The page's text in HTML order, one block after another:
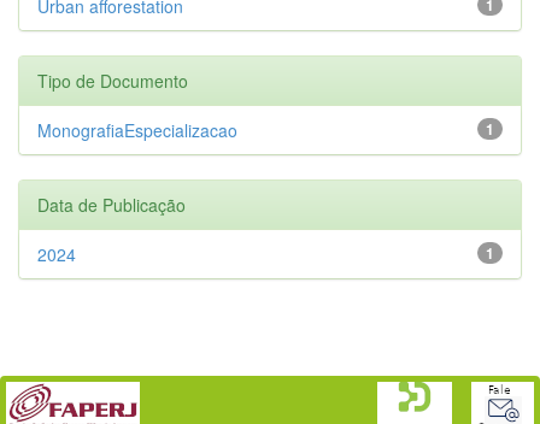
1
Urban afforestation
Tipo de Documento
1
MonografiaEspecializacao
Data de Publicação
1
2024